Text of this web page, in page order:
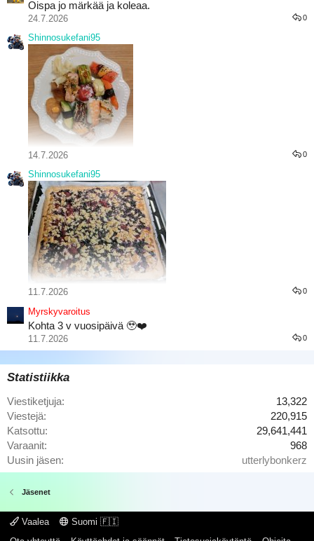
Oispa jo märkää ja koleaa.
24.7.2026 0
Shinnosukefani95
Tuli käytyä Itsuyakissa
14.7.2026 0
Shinnosukefani95
Marjaisat juustokakku palat
11.7.2026 0
Myrskyvaroitus
Kohta 3 v vuosipäivä 🥹❤️
11.7.2026 0
Statistiikka
Viestiketjuja
13,322
Viestejä
220,915
Katsottu
29,641,441
Varaanit
968
Uusin jäsen
utterlybonkerz
Jäsenet
Vaalea
Suomi 🇫🇮